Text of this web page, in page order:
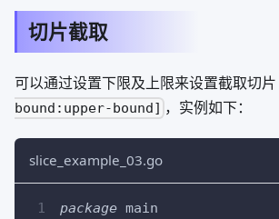
切片截取
可以通过设置下限及上限来设置截取切片
bound:upper-bound] ，实例如下：
slice_example_03.go
package main